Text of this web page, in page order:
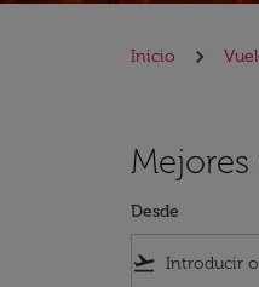
Inicio
Mejores
Desde
flight_takeoff